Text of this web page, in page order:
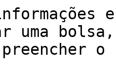
uma bolsa,
o